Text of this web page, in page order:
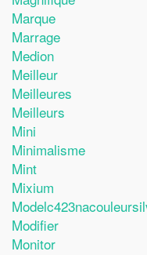
Marque
Marrage
Medion
Meilleur
Meilleures
Meilleurs
Mini
Minimalisme
Mint
Mixium
Modifier
Monitor